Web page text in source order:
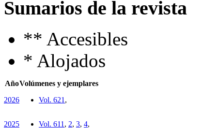
Sumarios de la revista
** Accesibles
* Alojados
AñoVolúmenes y ejemplares
2026
Vol. 621,
2025 Vol. 611, 2, 3, 4,